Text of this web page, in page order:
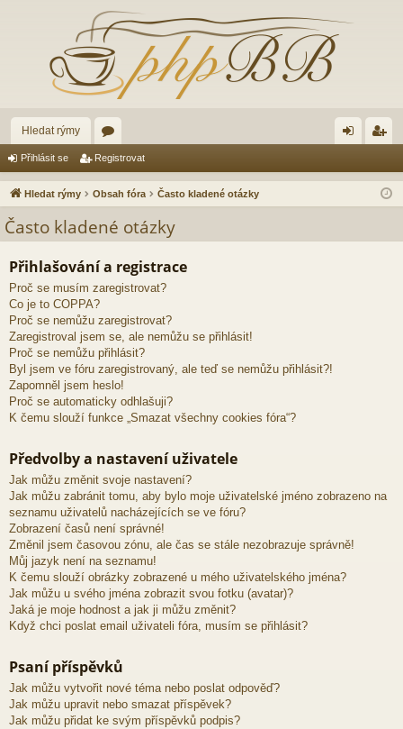
Hledat rýmy
ór
a lá
se
ist
va
Přihlásit se Registrovat
Hledat rýmy Obsah fóra Často kladené otázky
Často kladené otázky
Přihlašování a registrace
Proč se musím zaregistrovat?
Co je to COPPA?
Proč se nemůžu zaregistrovat?
Zaregistroval jsem se, ale nemůžu se přihlásit!
Proč se nemůžu přihlásit?
Byl jsem ve fóru zaregistrovaný, ale teď se nemůžu přihlásit?!
Zapomněl jsem heslo!
Proč se automaticky odhlašuji?
K čemu slouží funkce „Smazat všechny cookies fóra“?
Předvolby a nastavení uživatele
Jak můžu změnit svoje nastavení?
Jak můžu zabránit tomu, aby bylo moje uživatelské jméno zobrazeno na
seznamu uživatelů nacházejících se ve fóru?
Zobrazení časů není správné!
Změnil jsem časovou zónu, ale čas se stále nezobrazuje správně!
Můj jazyk není na seznamu!
K čemu slouží obrázky zobrazené u mého uživatelského jména?
Jak můžu u svého jména zobrazit svou fotku (avatar)?
Jaká je moje hodnost a jak ji můžu změnit?
Když chci poslat email uživateli fóra, musím se přihlásit?
Psaní příspěvků
Jak můžu vytvořit nové téma nebo poslat odpověď?
Jak můžu upravit nebo smazat příspěvek?
Jak můžu přidat ke svým příspěvků podpis?